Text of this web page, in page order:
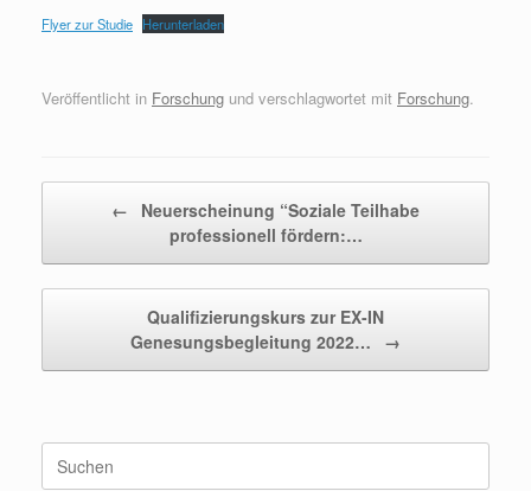
Flyer zur Studie Herunterladen
Veröffentlicht in Forschung und verschlagwortet mit Forschung.
←
Neuerscheinung “Soziale Teilhabe
professionell fördern:…
Qualifizierungskurs zur EX-IN
Genesungsbegleitung 2022…
→
nach: